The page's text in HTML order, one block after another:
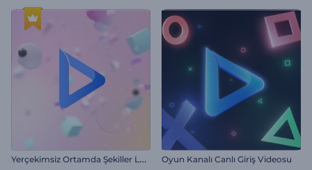
Y
erçekimsiz Ortamda Şekiller Logo Gösterimi Oyun Kanalı Canlı Giriş Videosu